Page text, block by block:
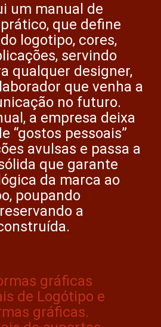
um manual de
que define
logotipo, cores,
servindo
qualquer designer,
que venha a
no futuro.
a empresa deixa
“gostos pessoais”
avulsas e passa a
que garante
da marca ao
poupando
a
gráficas
de Logótipo e
gráficas.